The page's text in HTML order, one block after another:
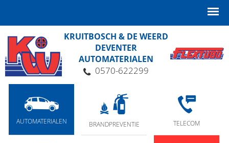
KRUITBOSCH & DE WEERD
DEVENTER
AUTOMATERIALEN
0570-622299
AUTOMATERIALEN BRANDPREVENTIE TELECOM